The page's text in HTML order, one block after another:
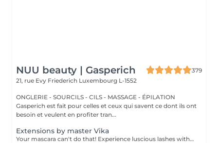
NUU beauty | Gasperich
379
21, rue Evy Friederich Luxembourg L-1552
ONGLERIE - SOURCILS - CILS - MASSAGE - ÉPILATION
Gasperich est fait pour celles et ceux qui savent ce dont ils ont
besoin et veulent en profiter tran...
Extensions by master Vika
Your mascara can't do that! Experience luscious lashes with our professional lash extensions. Each artificial lash is expertly applied to your natural lashes, creating a fuller, longer, and darker look. Volume options: choose from 1D to 5D for the perfect fullness. Personalised choices: discuss your preferences for curves and colours with our expert. What to expect: - eye area is cleaned - tape and patches protect the skin - extensions are applied to your natural lashes - lashes are dried for a secure hold - tape and patches are removed Post-care: avoid wetting lashes for 24 hours. Frequency: schedule every 3-4 weeks.